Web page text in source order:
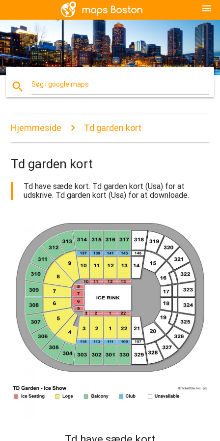
menu
search Søg i google maps
Hjemmeside Td garden kort
Td garden kort
Td have sæde kort. Td garden kort (Usa) for at
udskrive. Td garden kort (Usa) for at downloade.